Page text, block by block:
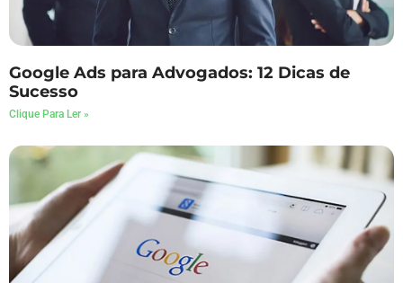
Google Ads para Advogados: 12 Dicas de
Sucesso
Clique Para Ler »